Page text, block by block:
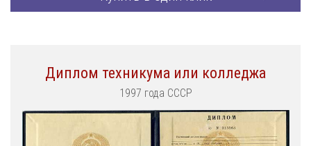
Диплом техникума или колледжа
1997 года СССР